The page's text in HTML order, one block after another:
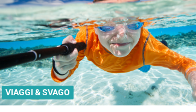
VIAGGI & SVAGO